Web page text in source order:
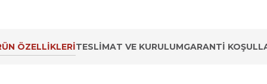
ÖZELLIKLERITESLIMAT VE KURULUMGARANTI